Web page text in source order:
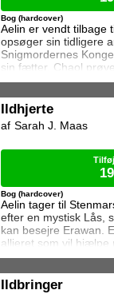
Aelin er vendt tilbage
opsøger sin tidligere
Snigmordernes
sin fætter. Chaol
Dorian, men det
og orker ikke længere
Samtidig står Manon
Hertug Perrington har
Bog (hardcover)
Ildhjerte
Aelin tager til
efter en mystisk Lås,
kan besejre Erawan.
allieret som vil hjælpe
for hvilken pris?
Dorian ikke glemme
Bog (hardcover)
Sarah J. Maas
Ildbringer